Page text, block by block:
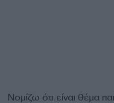
Νομίζω ότι είναι θέμα